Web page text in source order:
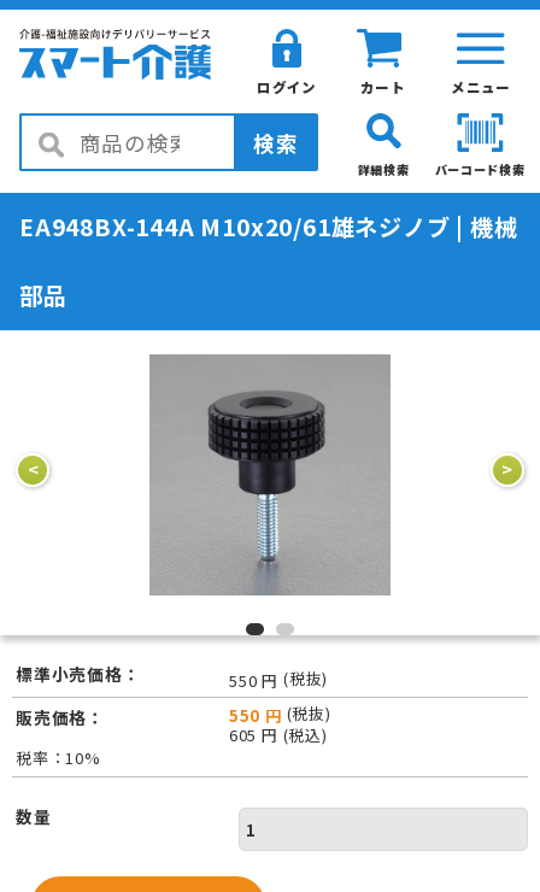
メニュー
カート
ログイン
検索
バーコード検索
詳細検索
EA948BX-144A M10x20/61雄ネジノブ | 機械
部品
< >
標準小売価格： 550 円 (税抜)
販売価格： 550 円 (税抜)
605 円 (税込)
税率：10%
数量